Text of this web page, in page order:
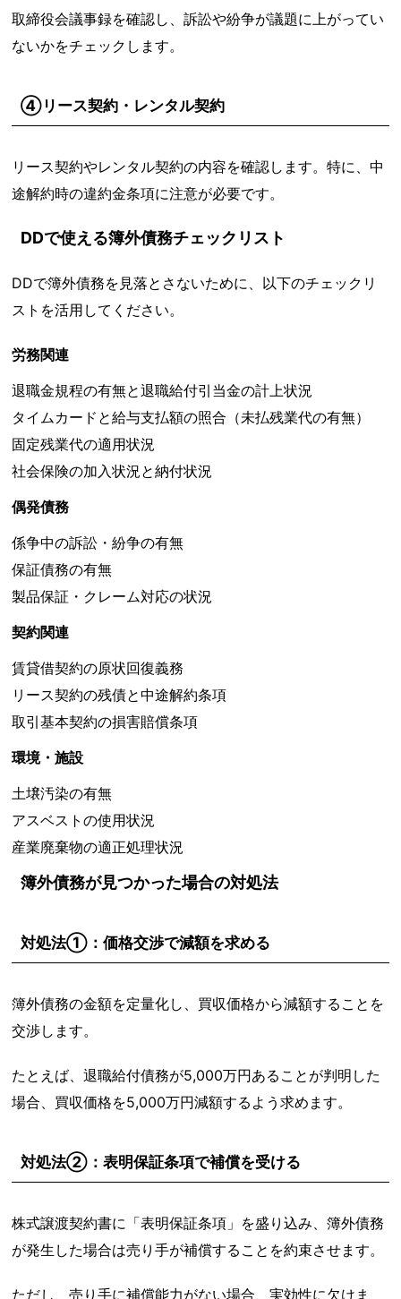
取締役会議事録を確認し、訴訟や紛争が議題に上がってい
ないかをチェックします。
④リース契約・レンタル契約
リース契約やレンタル契約の内容を確認します。特に、中
途解約時の違約金条項に注意が必要です。
DDで使える簿外債務チェックリスト
DDで簿外債務を見落とさないために、以下のチェックリ
ストを活用してください。
労務関連
退職金規程の有無と退職給付引当金の計上状況
タイムカードと給与支払額の照合（未払残業代の有無）
固定残業代の適用状況
社会保険の加入状況と納付状況
偶発債務
係争中の訴訟・紛争の有無
保証債務の有無
製品保証・クレーム対応の状況
契約関連
賃貸借契約の原状回復義務
リース契約の残債と中途解約条項
取引基本契約の損害賠償条項
環境・施設
土壌汚染の有無
アスベストの使用状況
産業廃棄物の適正処理状況
簿外債務が見つかった場合の対処法
対処法①：価格交渉で減額を求める
簿外債務の金額を定量化し、買収価格から減額することを
交渉します。
たとえば、退職給付債務が5,000万円あることが判明した
場合、買収価格を5,000万円減額するよう求めます。
対処法②：表明保証条項で補償を受ける
株式譲渡契約書に「表明保証条項」を盛り込み、簿外債務
が発生した場合は売り手が補償することを約束させます。
ただし、売り手に補償能力がない場合、実効性に欠けま